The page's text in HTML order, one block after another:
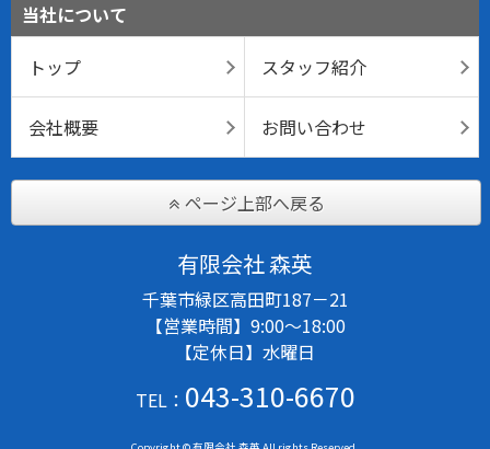
当社について
トップ
スタッフ紹介
会社概要 お問い合わせ
ページ上部へ戻る
有限会社 森英
千葉市緑区高田町187－21
【営業時間】9:00～18:00
【定休日】水曜日
TEL： 043-310-6670